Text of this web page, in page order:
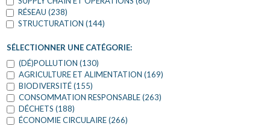
RÉSEAU (238)
STRUCTURATION (144)
SÉLECTIONNER UNE CATÉGORIE:
(DÉ)POLLUTION (130)
AGRICULTURE ET ALIMENTATION (169)
BIODIVERSITÉ (155)
CONSOMMATION RESPONSABLE (263)
DÉCHETS (188)
ÉCONOMIE CIRCULAIRE (266)